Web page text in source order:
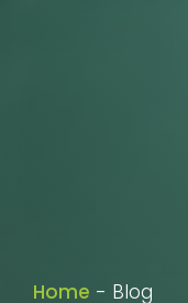
Home - Blog